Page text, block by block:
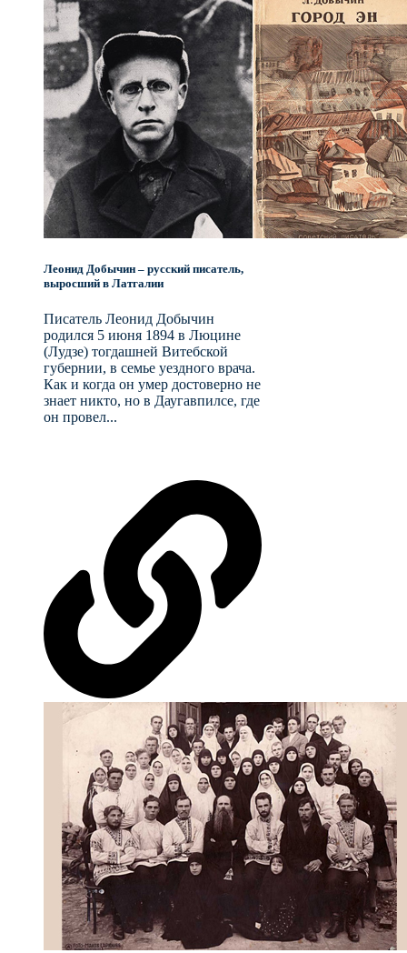
Леонид Добычин – русский писатель,
выросший в Латгалии
Писатель Леонид Добычин
родился 5 июня 1894 в Люцине
(Лудзе) тогдашней Витебской
губернии, в семье уездного врача.
Как и когда он умер достоверно не
знает никто, но в Даугавпилсе, где
он провел...